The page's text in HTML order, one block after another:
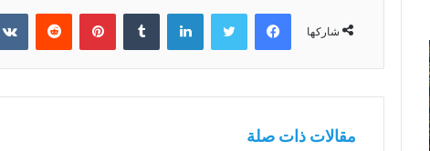
شاركها
فيسبوك تويتر لينكدإن بينتيريست
مقالات ذات صلة